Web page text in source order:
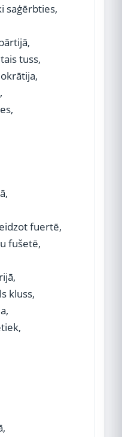
saģērbties,
tuss,
fuertē,
fušetē,
kluss,